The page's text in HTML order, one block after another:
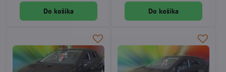
Do košíka Do košíka